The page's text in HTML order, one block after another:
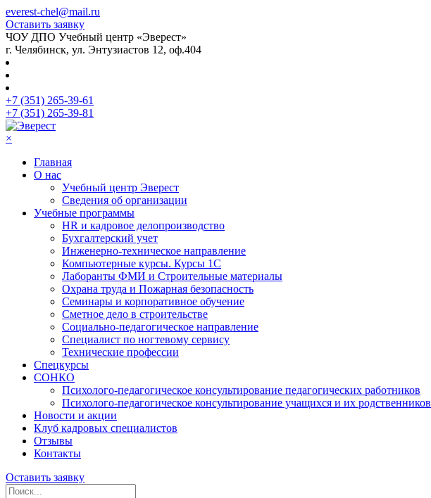
everest-chel@mail.ru
Оставить заявку
ЧОУ ДПО Учебный центр «Эверест»
г. Челябинск, ул. Энтузиастов 12, оф.404
+7 (351) 265-39-61
+7 (351) 265-39-81
×
Главная
О нас
Учебный центр Эверест
Сведения об организации
Учебные программы
HR и кадровое делопроизводство
Бухгалтерский учет
Инженерно-техническое направление
Компьютерные курсы. Курсы 1С
Лаборанты ФМИ и Строительные материалы
Охрана труда и Пожарная безопасность
Семинары и корпоративное обучение
Сметное дело в строительстве
Социально-педагогическое направление
Специалист по ногтевому сервису
Технические профессии
Спецкурсы
СОНКО
Психолого-педагогическое консультирование педагогических работников
Психолого-педагогическое консультирование учащихся и их родственников
Новости и акции
Клуб кадровых специалистов
Отзывы
Контакты
Оставить заявку